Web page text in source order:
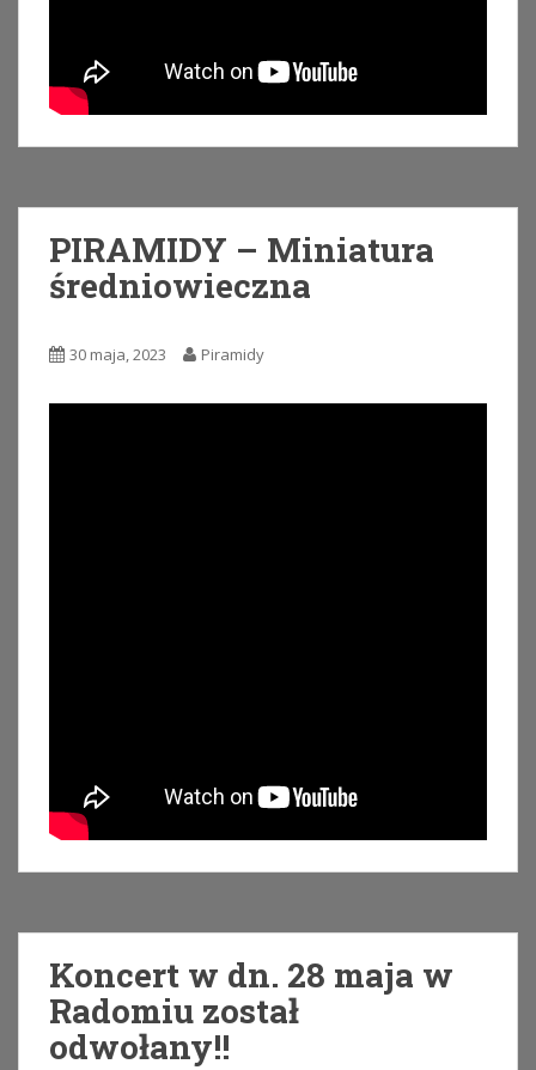
PIRAMIDY – Miniatura
średniowieczna
30 maja, 2023 Piramidy
Koncert w dn. 28 maja w
Radomiu został
odwołany!!